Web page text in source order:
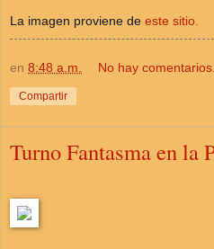
La imagen proviene de este sitio.
en 8:48 a.m. No hay
Compartir
Turno Fantasma en la